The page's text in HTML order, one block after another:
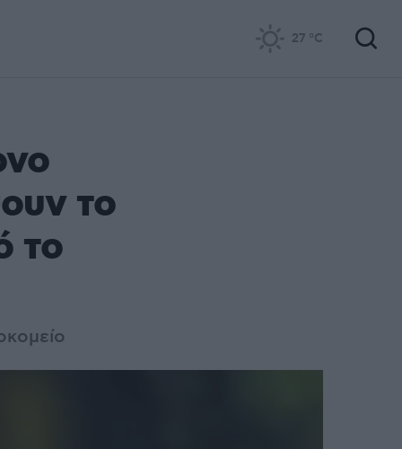
27 °C
το
το